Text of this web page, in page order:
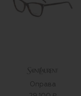
Оправа